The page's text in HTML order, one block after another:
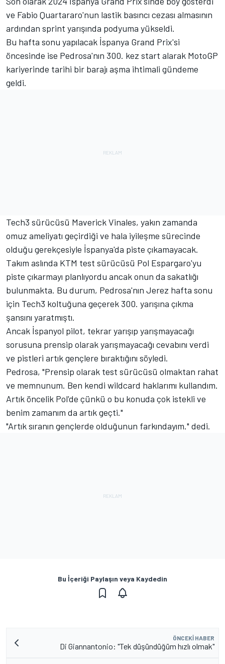
ve Fabio Quartararo'nun lastik basıncı cezası almasının
ardından sprint yarışında podyuma yükseldi.
Bu hafta sonu yapılacak İspanya Grand Prix'si
öncesinde ise Pedrosa'nın 300. kez start alarak MotoGP
kariyerinde tarihi bir barajı aşma ihtimali gündeme
geldi.
Tech3 sürücüsü Maverick Vinales, yakın zamanda
omuz ameliyatı geçirdiği ve hala iyileşme sürecinde
olduğu gerekçesiyle İspanya'da piste çıkamayacak.
Takım aslında KTM test sürücüsü Pol Espargaro'yu
piste çıkarmayı planlıyordu ancak onun da sakatlığı
bulunmakta. Bu durum, Pedrosa'nın Jerez hafta sonu
için Tech3 koltuğuna geçerek 300. yarışına çıkma
şansını yaratmıştı.
Ancak İspanyol pilot, tekrar yarışıp yarışmayacağı
sorusuna prensip olarak yarışmayacağı cevabını verdi
ve pistleri artık gençlere bıraktığını söyledi.
Pedrosa, "Prensip olarak test sürücüsü olmaktan rahat
ve memnunum. Ben kendi wildcard haklarımı kullandım.
Artık öncelik Pol'de çünkü o bu konuda çok istekli ve
benim zamanım da artık geçti."
"Artık sıranın gençlerde olduğunun farkındayım." dedi.
Bu İçeriği Paylaşın veya Kaydedin
ÖNCEKI HABER
Di Giannantonio: "Tek düşündüğüm hızlı olmak"